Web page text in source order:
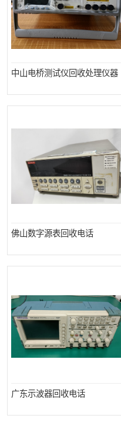
中山电桥测试仪回收处理仪器
佛山数字源表回收电话
广东示波器回收电话